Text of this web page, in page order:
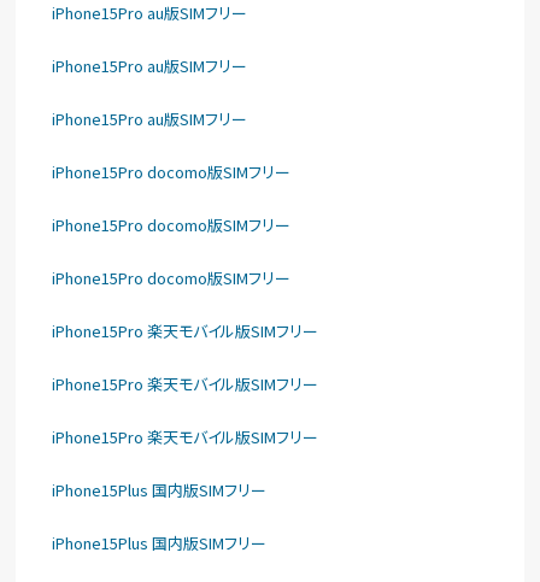
iPhone15Pro au版SIMフリー
iPhone15Pro au版SIMフリー
iPhone15Pro au版SIMフリー
iPhone15Pro docomo版SIMフリー
iPhone15Pro docomo版SIMフリー
iPhone15Pro docomo版SIMフリー
iPhone15Pro 楽天モバイル版SIMフリー
iPhone15Pro 楽天モバイル版SIMフリー
iPhone15Pro 楽天モバイル版SIMフリー
iPhone15Plus 国内版SIMフリー
iPhone15Plus 国内版SIMフリー